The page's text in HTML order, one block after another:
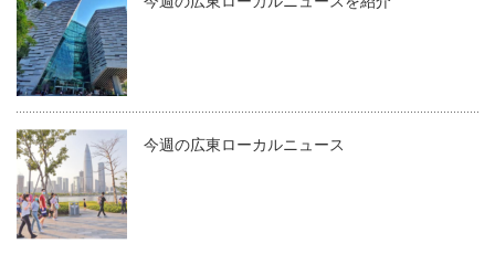
今週の広東ローカルニュース